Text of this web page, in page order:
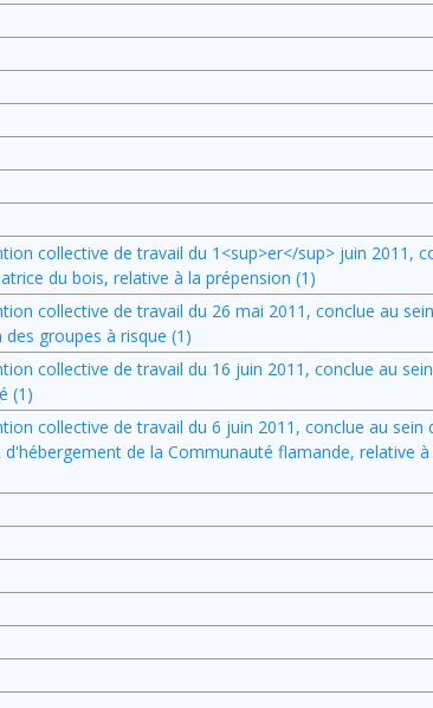
collective de travail du 1<sup>er</sup> juin 2011,
du bois, relative à la prépension (1)
collective de travail du 26 mai 2011, conclue au
groupes à risque (1)
collective de travail du 16 juin 2011, conclue au
(1)
collective de travail du 6 juin 2011, conclue au sein
de la Communauté flamande, relative